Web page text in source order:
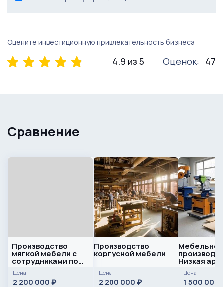
Оцените инвестиционную привлекательность бизнеса
4.9 из 5 Оценок: 47
Сравнение
Производство
мягкой мебели с
сотрудниками по
цене меньше
вложений
Цена
2 200 000 ₽
Производство
корпусной мебели
Цена
2 200 000 ₽
Мебельное
Низкая
месяцев
Цена
1 500 000